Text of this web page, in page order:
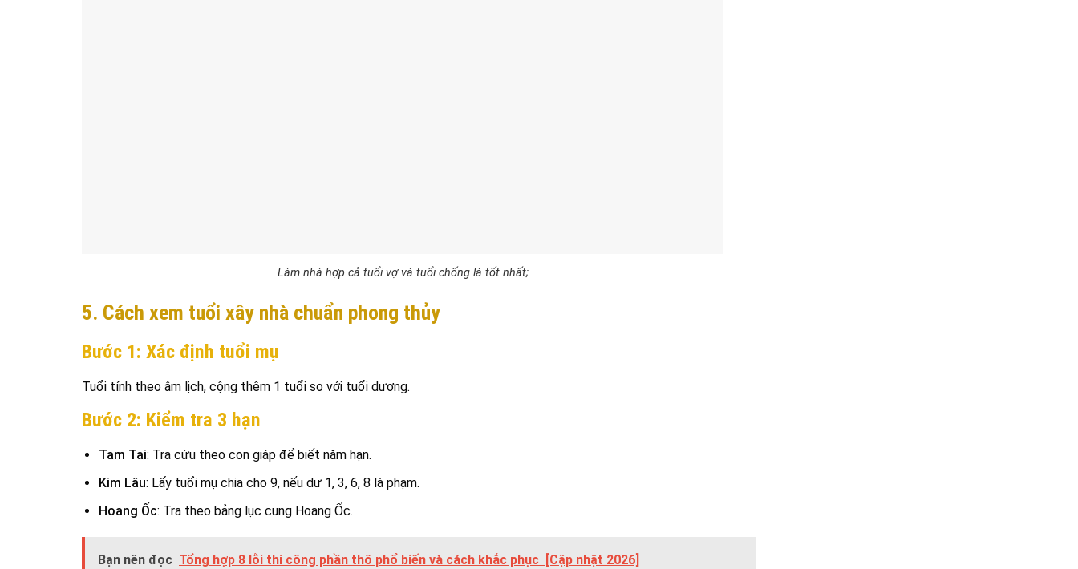
Làm nhà hợp cả tuổi vợ và tuổi chống là tốt nhất;
5. Cách xem tuổi xây nhà chuẩn phong thủy
Bước 1: Xác định tuổi mụ
Tuổi tính theo âm lịch, cộng thêm 1 tuổi so với tuổi dương.
Bước 2: Kiểm tra 3 hạn
Tam Tai: Tra cứu theo con giáp để biết năm hạn.
Kim Lâu: Lấy tuổi mụ chia cho 9, nếu dư 1, 3, 6, 8 là phạm.
Hoang Ốc: Tra theo bảng lục cung Hoang Ốc.
Bạn nên đọc Tổng hợp 8 lỗi thi công phần thô phổ biến và cách khắc phục [Cập nhật 2026]